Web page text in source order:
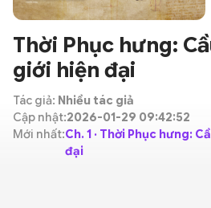
Thời Phục hưng:
giới hiện đại
Tác giả: Nhiều tác giả
Cập nhật:2026-01-29 09:42:52
Mới nhất:Ch. 1 · Thời Phục hưng:
đại